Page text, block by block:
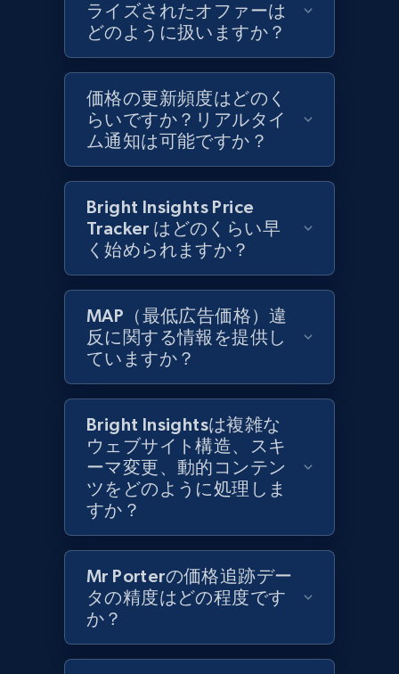
Target - Discover products by specified
URL, Product id, Title, Product description,
Rating, Reviews count, Initial price, Discount,
and more.
1.3K+ 175+ 今すぐ始める
Zara - Products
Category id, Product id, Product name, Price,
Currency, Colour code, Colour, Description, and
今すぐ始める
Zara - Products - discovery by category url
Category id, Product id, Product name, Price,
Currency, Colour code, Colour, Description, and
1.2K+
ライズされたオファーは
どのように扱いますか？
価格の更新頻度はどのく
らいですか？リアルタイ
ム通知は可能ですか？
Bright Insights Price
Tracker はどのくらい早
く始められますか？
MAP（最低広告価格）違
反に関する情報を提供し
ていますか？
Bright Insightsは複雑な
ウェブサイト構造、スキ
ーマ変更、動的コンテン
ツをどのように処理しま
すか？
Mr Porterの価格追跡デー
タの精度はどの程度です
か？